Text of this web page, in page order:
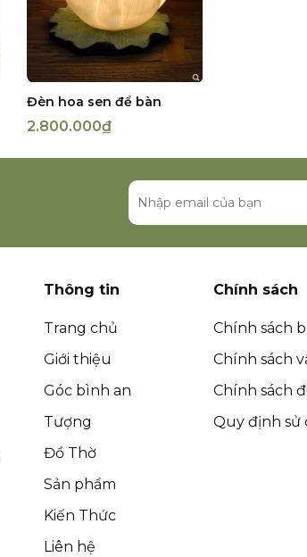
Đèn hoa sen để bàn
2.800.000₫
Thông tin
Trang chủ
Giới thiệu
Góc bình an
Tượng
Đồ Thờ
Sản phẩm
Kiến Thức
Liên hệ
Chính sách
Chính sách
Chính sách
Chính sách
Quy định sử